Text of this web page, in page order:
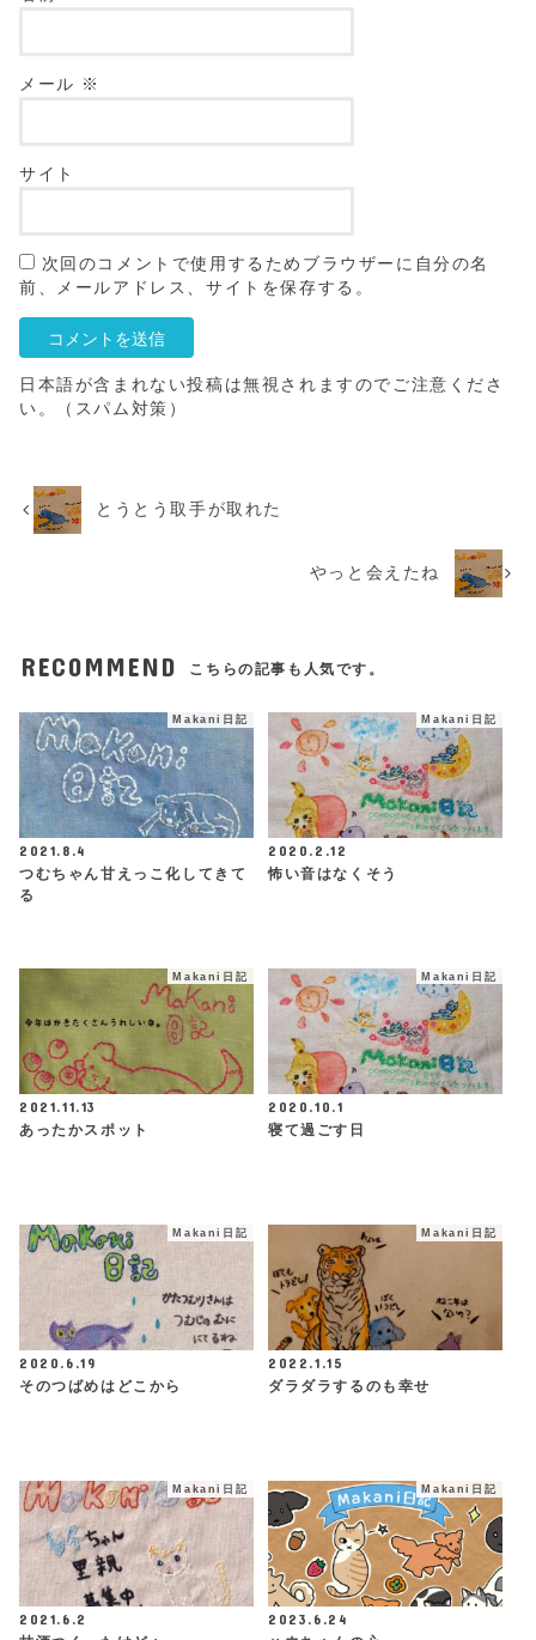
メール ※
サイト
次回のコメントで使用するためブラウザーに自分の名
前、メールアドレス、サイトを保存する。
日本語が含まれない投稿は無視されますのでご注意くださ
い。（スパム対策）
とうとう取手が取れた
やっと会えたね
RECOMMEND こちらの記事も人気です。
Makani日記
2021.8.4
つむちゃん甘えっこ化してきて
る
Makani日記
2020.2.12
怖い音はなくそう
Makani日記
2021.11.13
あったかスポット
Makani日記
2020.10.1
寝て過ごす日
Makani日記
2020.6.19
そのつばめはどこから
Makani日記
2022.1.15
ダラダラするのも幸せ
Makani日記
2021.6.2
Makani日記
2023.6.24